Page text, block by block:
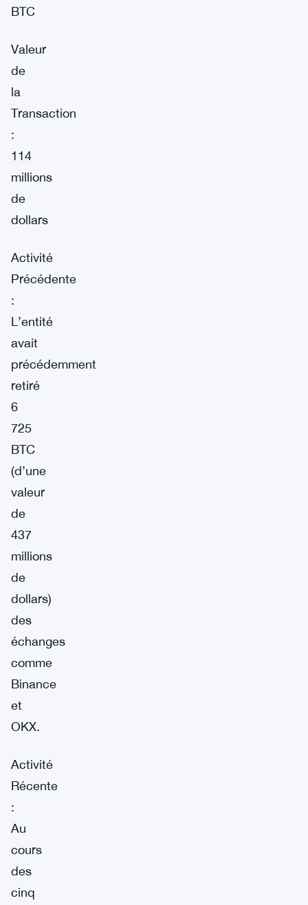
BTC
Valeur
de
la
Transaction
:
114
millions
de
dollars
Activité
Précédente
:
L’entité
avait
précédemment
retiré
6
725
BTC
(d’une
valeur
de
437
millions
de
dollars)
des
échanges
comme
Binance
et
OKX.
Activité
Récente
:
Au
cours
des
cinq